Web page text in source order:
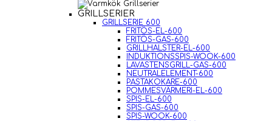
GRILLSERIER
GRILLSERIE 600
FRITÖS-EL-600
FRITÖS-GAS-600
GRILLHALSTER-EL-600
INDUKTIONSSPIS-WOOK-600
LAVASTENSGRILL-GAS-600
NEUTRALELEMENT-600
PASTAKOKARE-600
POMMESVÄRMERI-EL-600
SPIS-EL-600
SPIS-GAS-600
SPIS-WOOK-600